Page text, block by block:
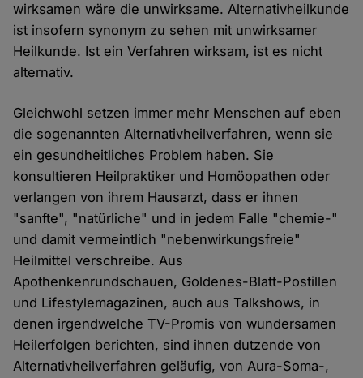
wirksamen wäre die unwirksame. Alternativheilkunde
ist insofern synonym zu sehen mit unwirksamer
Heilkunde. Ist ein Verfahren wirksam, ist es nicht
alternativ.
Gleichwohl setzen immer mehr Menschen auf eben
die sogenannten Alternativheilverfahren, wenn sie
ein gesundheitliches Problem haben. Sie
konsultieren Heilpraktiker und Homöopathen oder
verlangen von ihrem Hausarzt, dass er ihnen
"sanfte", "natürliche" und in jedem Falle "chemie-"
und damit vermeintlich "nebenwirkungsfreie"
Heilmittel verschreibe. Aus
Apothenkenrundschauen, Goldenes-Blatt-Postillen
und Lifestylemagazinen, auch aus Talkshows, in
denen irgendwelche TV-Promis von wundersamen
Heilerfolgen berichten, sind ihnen dutzende von
Alternativheilverfahren geläufig, von Aura-Soma-,